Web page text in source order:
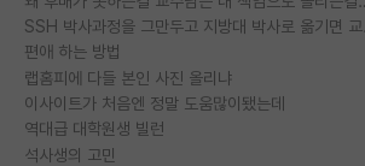
편애 하는 방법
랩홈피에 다들 본인 사진 올리냐
이사이트가 처음엔 정말 도움많이됐는데
역대급 대학원생 빌런
석사생의 고민